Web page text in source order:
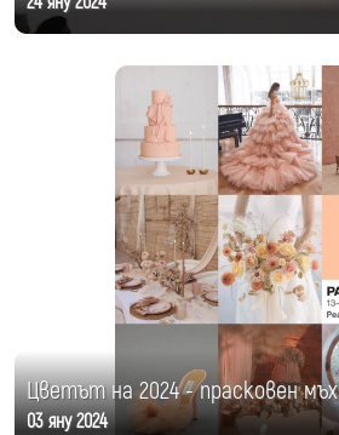
Цветът на 2024 - прасковен мъх
03 яну 2024